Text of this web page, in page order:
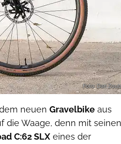
Foto: Dan
neuen Gravelbike aus
die Waage, denn mit seinen
C:62 SLX eines der